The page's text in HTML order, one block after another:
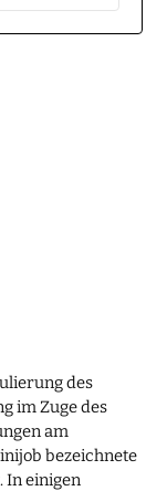
des
im Zuge des
am
bezeichnete
In einigen